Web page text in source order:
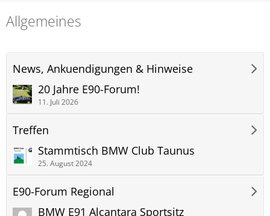
Allgemeines
News, Ankuendigungen & Hinweise
20 Jahre E90-Forum!
11. Juli 2026
Treffen
Stammtisch BMW Club Taunus
25. August 2024
E90-Forum Regional
BMW E91 Alcantara Sportsitz